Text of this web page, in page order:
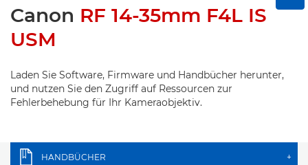
Canon RF 14-35mm F4L IS
USM
Laden Sie Software, Firmware und Handbücher herunter,
und nutzen Sie den Zugriff auf Ressourcen zur
Fehlerbehebung für Ihr Kameraobjektiv.
HANDBÜCHER +